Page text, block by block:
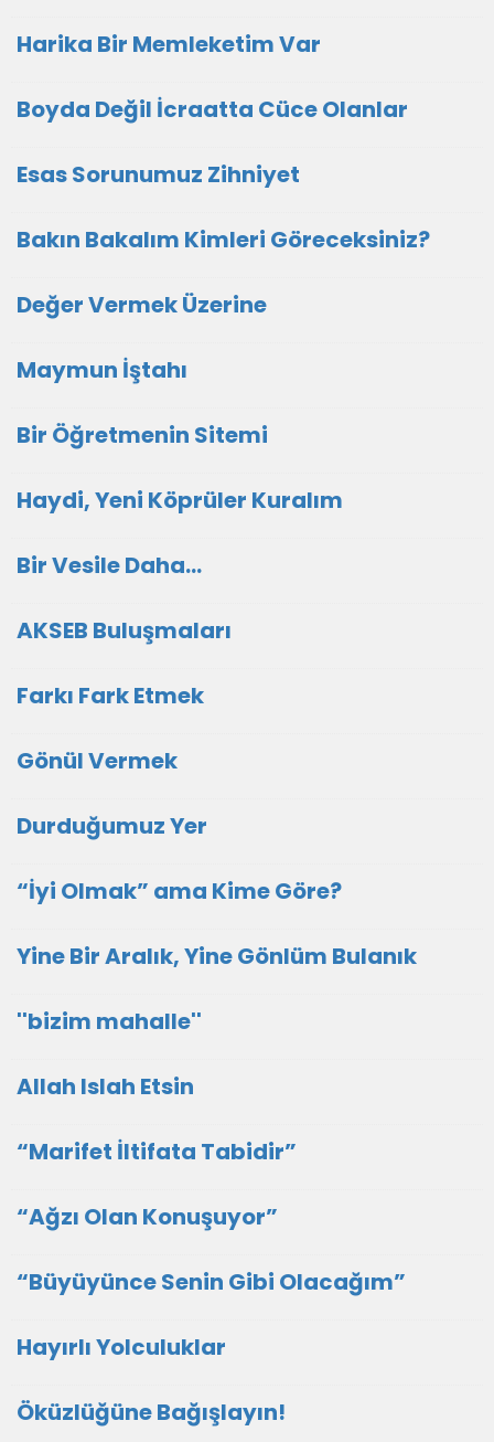
Harika Bir Memleketim Var
Boyda Değil İcraatta Cüce Olanlar
Esas Sorunumuz Zihniyet
Bakın Bakalım Kimleri Göreceksiniz?
Değer Vermek Üzerine
Maymun İştahı
Bir Öğretmenin Sitemi
Haydi, Yeni Köprüler Kuralım
Bir Vesile Daha…
AKSEB Buluşmaları
Farkı Fark Etmek
Gönül Vermek
Durduğumuz Yer
“İyi Olmak” ama Kime Göre?
Yine Bir Aralık, Yine Gönlüm Bulanık
''bizim mahalle''
Allah Islah Etsin
“Marifet İltifata Tabidir”
“Ağzı Olan Konuşuyor”
“Büyüyünce Senin Gibi Olacağım”
Hayırlı Yolculuklar
Öküzlüğüne Bağışlayın!